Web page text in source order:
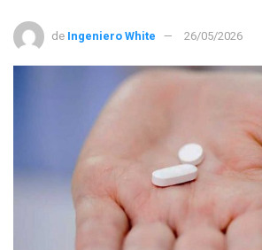
de Ingeniero White 26/05/2026